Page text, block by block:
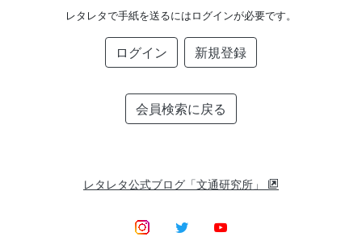
レタレタで手紙を送るにはログインが必要です。
ログイン 新規登録
会員検索に戻る
レタレタ公式ブログ「文通研究所」